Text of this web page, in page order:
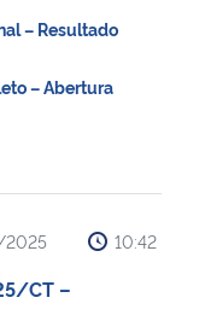
– Resultado
– Abertura
10:42
CT –